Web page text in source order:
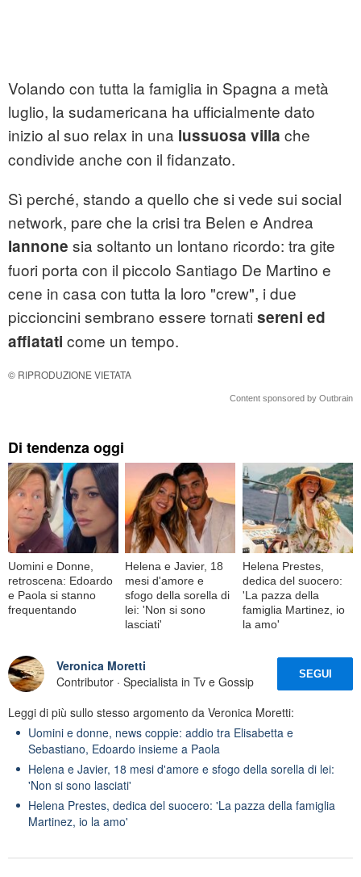
Volando con tutta la famiglia in Spagna a metà
luglio, la sudamericana ha ufficialmente dato
inizio al suo relax in una lussuosa villa che
condivide anche con il fidanzato.
Sì perché, stando a quello che si vede sui social
network, pare che la crisi tra Belen e Andrea
Iannone sia soltanto un lontano ricordo: tra gite
fuori porta con il piccolo Santiago De Martino e
cene in casa con tutta la loro "crew", i due
piccioncini sembrano essere tornati sereni ed
affiatati come un tempo.
© RIPRODUZIONE VIETATA
Content sponsored by Outbrain
Di tendenza oggi
Uomini e Donne,
retroscena: Edoardo
e Paola si stanno
frequentando
Helena e Javier, 18
mesi d'amore e
sfogo della sorella di
lei: 'Non si sono
lasciati'
Helena Prestes,
dedica del suocero:
'La pazza della
famiglia Martinez, io
la amo'
Veronica Moretti
Contributor · Specialista in Tv e Gossip
SEGUI
Leggi di più sullo stesso argomento da Veronica Moretti:
Uomini e donne, news coppie: addio tra Elisabetta e
Sebastiano, Edoardo insieme a Paola
Helena e Javier, 18 mesi d'amore e sfogo della sorella di lei:
'Non si sono lasciati'
Helena Prestes, dedica del suocero: 'La pazza della famiglia
Martinez, io la amo'